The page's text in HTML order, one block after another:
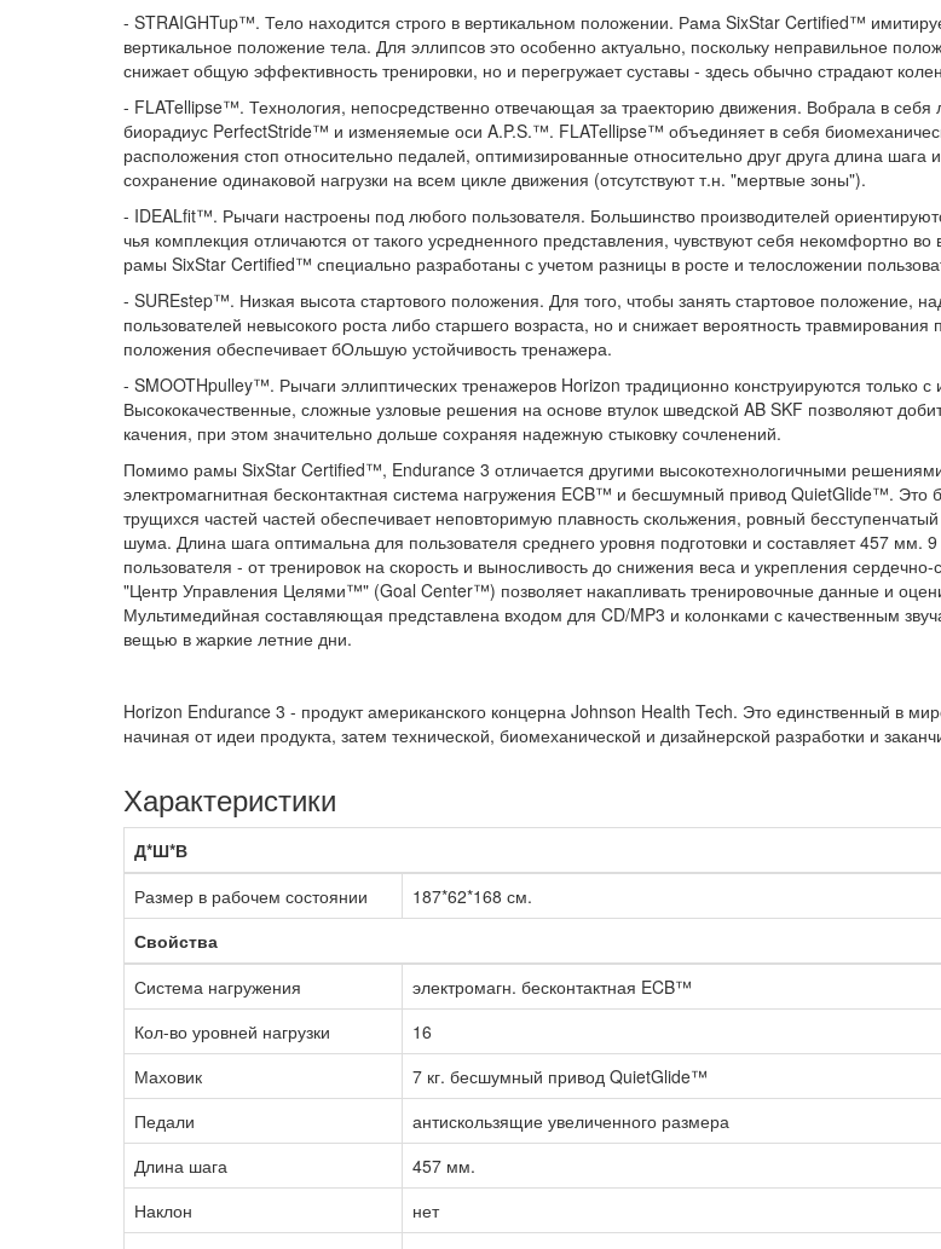
- STRAIGHTup™. Тело находится строго в вертикальном положении. Рама SixStar Certified™
вертикальное положение тела. Для эллипсов это особенно актуально, поскольку неправильное
снижает общую эффективность тренировки, но и перегружает суставы - здесь обычно страдают
- FLATellipse™. Технология, непосредственно отвечающая за траекторию движения. Вобрала в
биорадиус PerfectStride™ и изменяемые оси A.P.S.™. FLATellipse™ объединяет в себя
расположения стоп относительно педалей, оптимизированные относительно друг друга длина
сохранение одинаковой нагрузки на всем цикле движения (отсутствуют т.н. "мертвые зоны").
- IDEALfit™. Рычаги настроены под любого пользователя. Большинство производителей
чья комплекция отличаются от такого усредненного представления, чувствуют себя некомфортно
рамы SixStar Certified™ специально разработаны с учетом разницы в росте и телосложении
- SUREstep™. Низкая высота стартового положения. Для того, чтобы занять стартовое положение,
пользователей невысокого роста либо старшего возраста, но и снижает вероятность
положения обеспечивает бОльшую устойчивость тренажера.
- SMOOTHpulley™. Рычаги эллиптических тренажеров Horizon традиционно конструируются только
Высококачественные, сложные узловые решения на основе втулок шведской AB SKF позволяют
качения, при этом значительно дольше сохраняя надежную стыковку сочленений.
Помимо рамы SixStar Certified™, Endurance 3 отличается другими высокотехнологичными
электромагнитная бесконтактная система нагружения ECB™ и бесшумный привод QuietGlide™. Это
трущихся частей частей обеспечивает неповторимую плавность скольжения, ровный
шума. Длина шага оптимальна для пользователя среднего уровня подготовки и составляет 457
пользователя - от тренировок на скорость и выносливость до снижения веса и укрепления
"Центр Управления Целями™" (Goal Center™) позволяет накапливать тренировочные данные и
Мультимедийная составляющая представлена входом для CD/MP3 и колонками с качественным
вещью в жаркие летние дни.
Horizon Endurance 3 - продукт американского концерна Johnson Health Tech. Это единственный в
начиная от идеи продукта, затем технической, биомеханической и дизайнерской разработки и
Характеристики
Д*Ш*В
Размер в рабочем состоянии
187*62*168 см.
Свойства
Система нагружения
электромагн. бесконтактная ECB™
Кол-во уровней нагрузки
16
Маховик
7 кг. бесшумный привод QuietGlide™
Педали
антискользящие увеличенного размера
Длина шага
457 мм.
Наклон
нет